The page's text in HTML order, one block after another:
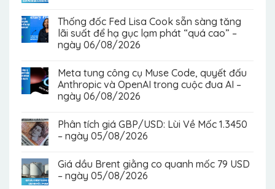
Thống đốc Fed Lisa Cook sẵn sàng tăng
lãi suất để hạ gục lạm phát “quá cao” –
ngày 06/08/2026
Meta tung công cụ Muse Code, quyết đấu
Anthropic và OpenAI trong cuộc đua AI –
ngày 06/08/2026
Phân tích giá GBP/USD: Lùi Về Mốc 1.3450
– ngày 05/08/2026
Giá dầu Brent giằng co quanh mốc 79 USD
– ngày 05/08/2026